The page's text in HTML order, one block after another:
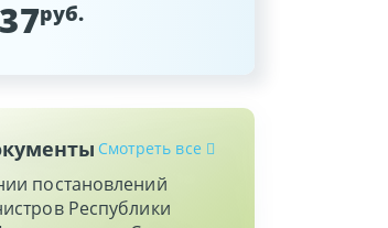
руб.
Смотреть все
постановлений
Республики